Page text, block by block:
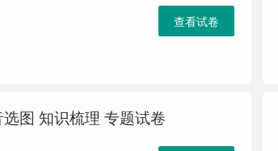
查看试卷
选图 知识梳理 专题试卷